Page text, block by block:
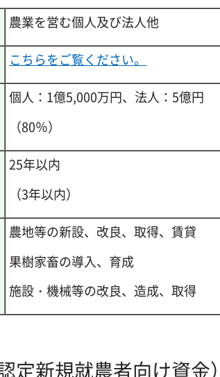
農業を営む個人及び法人他
こちらをご覧ください。
個人：1億5,000万円、法人：5億円
（80％）
25年以内
（3年以内）
農地等の新設、改良、取得、賃貸
果樹家畜の導入、育成
施設・機械等の改良、造成、取得
定新規就農者向け資金）